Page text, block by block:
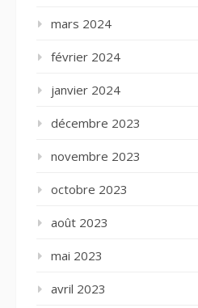
mars 2024
février 2024
janvier 2024
décembre 2023
novembre 2023
octobre 2023
août 2023
mai 2023
avril 2023